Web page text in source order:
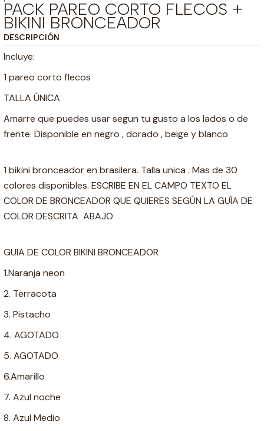
PACK PAREO CORTO FLECOS +
BIKINI BRONCEADOR
DESCRIPCIÓN
Incluye:
1 pareo corto flecos
TALLA ÚNICA
Amarre que puedes usar segun tu gusto a los lados o de
frente. Disponible en negro , dorado , beige y blanco
1 bikini bronceador en brasilera. Talla unica . Mas de 30
colores disponibles. ESCRIBE EN EL CAMPO TEXTO EL
COLOR DE BRONCEADOR QUE QUIERES SEGÚN LA GUÍA DE
COLOR DESCRITA ABAJO
GUIA DE COLOR BIKINI BRONCEADOR
1.Naranja neon
2. Terracota
3. Pistacho
4. AGOTADO
5. AGOTADO
6.Amarillo
7. Azul noche
8. Azul Medio